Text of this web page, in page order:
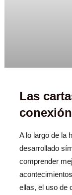
Las
A lo largo de la
desarrollado
comprender
ellas, el uso de